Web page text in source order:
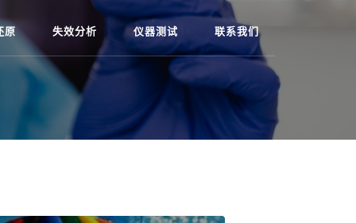
原 失效分析 仪器测试 联系我们